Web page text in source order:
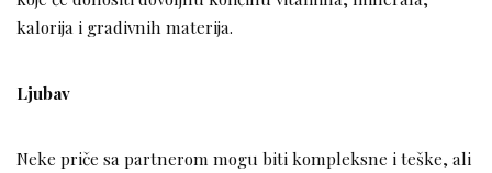
kalorija i gradivnih materija.
Ljubav
Neke priče sa partnerom mogu biti kompleksne i teške, ali